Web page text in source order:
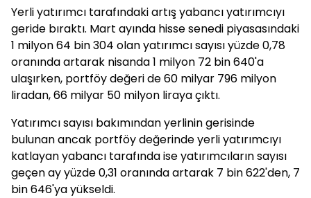
Yerli yatırımcı tarafındaki artış yabancı yatırımcıyı
geride bıraktı. Mart ayında hisse senedi piyasasındaki
1 milyon 64 bin 304 olan yatırımcı sayısı yüzde 0,78
oranında artarak nisanda 1 milyon 72 bin 640'a
ulaşırken, portföy değeri de 60 milyar 796 milyon
liradan, 66 milyar 50 milyon liraya çıktı.
Yatırımcı sayısı bakımından yerlinin gerisinde
bulunan ancak portföy değerinde yerli yatırımcıyı
katlayan yabancı tarafında ise yatırımcıların sayısı
geçen ay yüzde 0,31 oranında artarak 7 bin 622'den, 7
bin 646'ya yükseldi.